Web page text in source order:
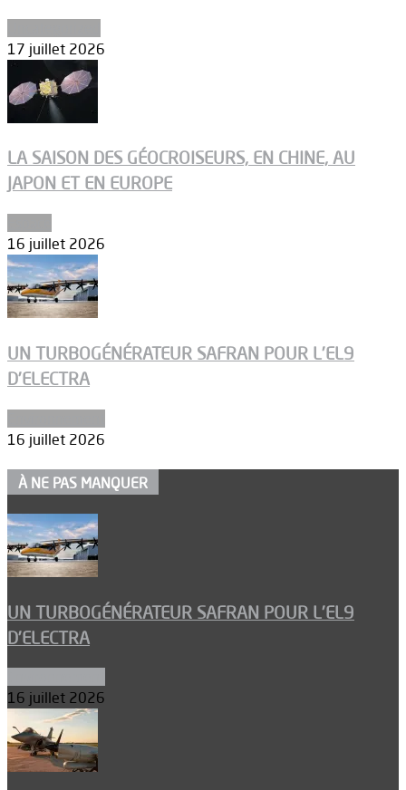
17 juillet 2026
LA SAISON DES GÉOCROISEURS, EN CHINE, AU
JAPON ET EN EUROPE
16 juillet 2026
UN TURBOGÉNÉRATEUR SAFRAN POUR L’EL9
D’ELECTRA
16 juillet 2026
À NE PAS MANQUER
UN TURBOGÉNÉRATEUR SAFRAN POUR L’EL9
D’ELECTRA
16 juillet 2026